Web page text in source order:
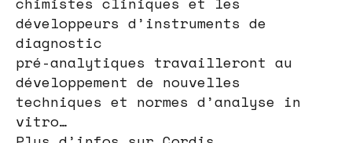
développeurs d’instruments de
diagnostic
pré-analytiques travailleront au
développement de nouvelles
techniques et normes d’analyse in
vitro…